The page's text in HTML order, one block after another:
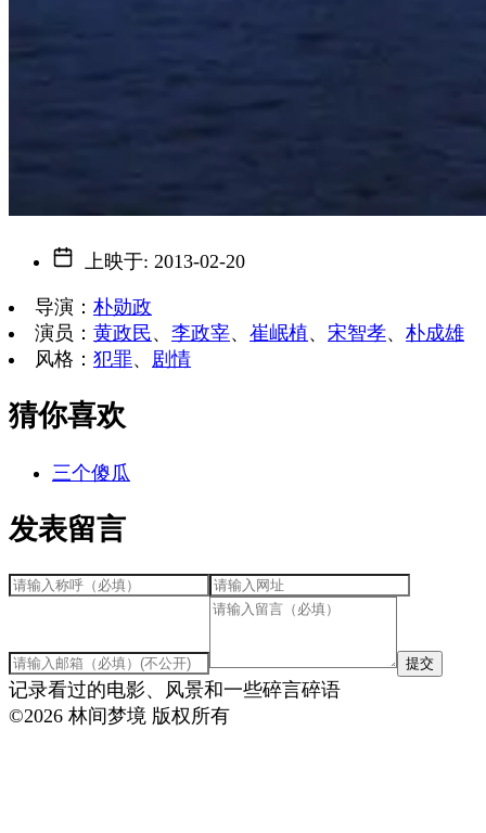
上映于: 2013-02-20
导演 ： 朴勋政
演员 ： 黄政民、 李政宰、 崔岷植、 宋智孝、 朴成雄
风格 ： 犯罪、 剧情
猜你喜欢
三个傻瓜
发表留言
提交
记录看过的电影、风景和一些碎言碎语
©2026 林间梦境 版权所有